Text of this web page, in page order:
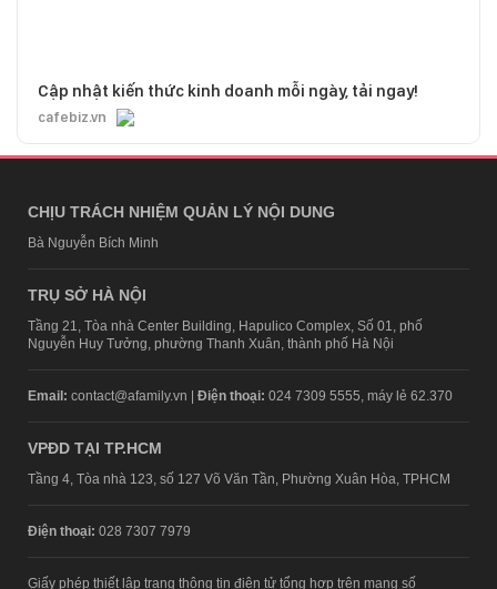
Cập nhật kiến thức kinh doanh mỗi ngày, tải ngay!
cafebiz.vn
CHỊU TRÁCH NHIỆM QUẢN LÝ NỘI DUNG
Bà Nguyễn Bích Minh
TRỤ SỞ HÀ NỘI
Tầng 21, Tòa nhà Center Building, Hapulico Complex, Số 01, phố
Nguyễn Huy Tưởng, phường Thanh Xuân, thành phố Hà Nội
Email: contact@afamily.vn | Điện thoại: 024 7309 5555, máy lẻ 62.370
VPĐD TẠI TP.HCM
Tầng 4, Tòa nhà 123, số 127 Võ Văn Tần, Phường Xuân Hòa, TPHCM
Điện thoại: 028 7307 7979
Giấy phép thiết lập trang thông tin điện tử tổng hợp trên mạng số